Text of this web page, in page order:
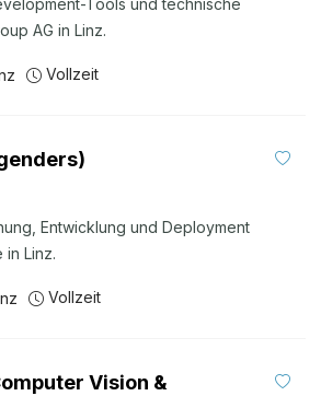
Tools und technische
AG in Linz.
Vollzeit
Entwicklung und Deployment
in Linz.
Vollzeit
Vision &